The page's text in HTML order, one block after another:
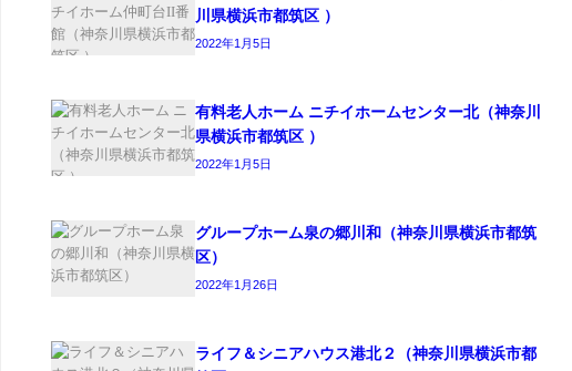
川県横浜市都筑区 ）
2022年1月5日
有料老人ホーム ニチイホームセンター北（神奈川
県横浜市都筑区 ）
2022年1月5日
グループホーム泉の郷川和（神奈川県横浜市都筑
区）
2022年1月26日
ライフ＆シニアハウス港北２（神奈川県横浜市都